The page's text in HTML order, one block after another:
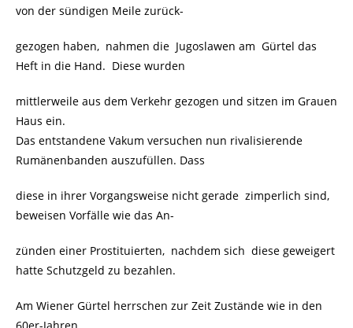
von der sündigen Meile zurück-
gezogen haben, nahmen die Jugoslawen am Gürtel das
Heft in die Hand. Diese wurden
mittlerweile aus dem Verkehr gezogen und sitzen im Grauen
Haus ein.
Das entstandene Vakum versuchen nun rivalisierende
Rumänenbanden auszufüllen. Dass
diese in ihrer Vorgangsweise nicht gerade zimperlich sind,
beweisen Vorfälle wie das An-
zünden einer Prostituierten, nachdem sich diese geweigert
hatte Schutzgeld zu bezahlen.
Am Wiener Gürtel herrschen zur Zeit Zustände wie in den